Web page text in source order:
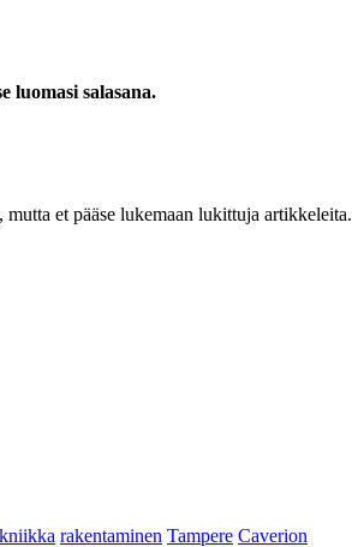
luomasi salasana.
et pääse lukemaan lukittuja artikkeleita.
rakentaminen Tampere Caverion